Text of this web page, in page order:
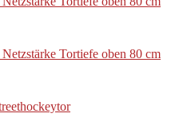
Tortiefe oben 80 cm